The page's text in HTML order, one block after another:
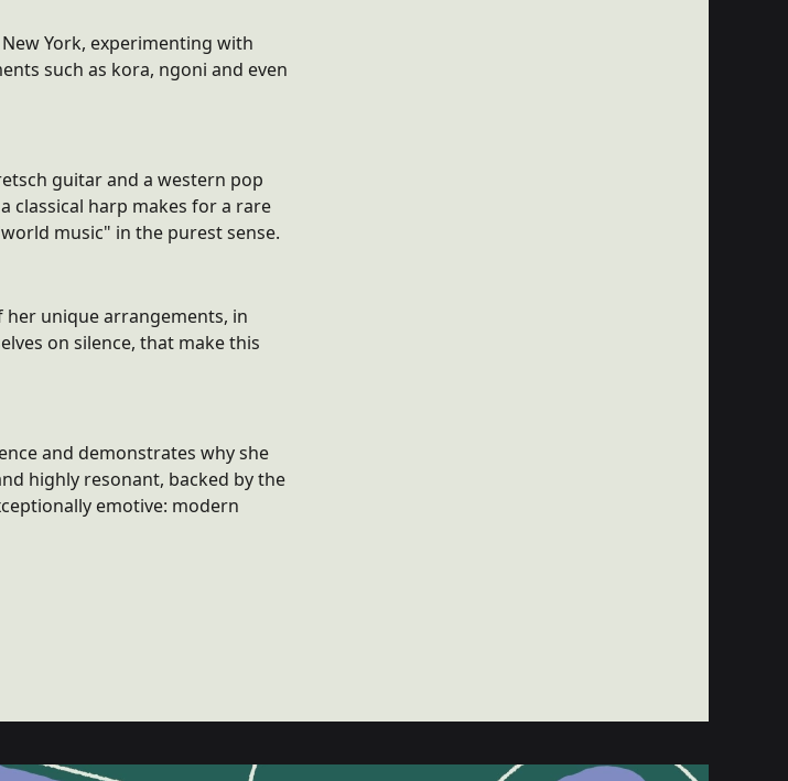
York, experimenting with
such as kora, ngoni and even
guitar and a western pop
classical harp makes for a rare
music" in the purest sense.
her unique arrangements, in
on silence, that make this
and demonstrates why she
highly resonant, backed by the
emotive: modern